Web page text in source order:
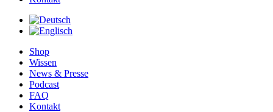
Shop
Wissen
News & Presse
Podcast
FAQ
Kontakt